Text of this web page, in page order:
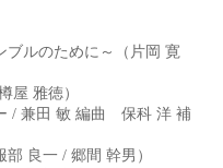
ブルのために～（片岡 寛
屋 雅徳）
/ 兼田 敏 編曲 保科 洋 補
良一 / 郷間 幹男）